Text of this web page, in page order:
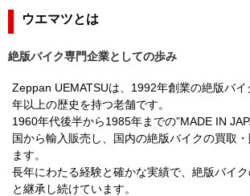
ウエマツとは
絶版バイク専門企業としての歩み
Zeppan UEMATSUは、1992年創業の絶版バ
年以上の歴史を持つ老舗です。
1960年代後半から1985年までの”MADE IN
国から輸入販売し、国内の絶版バイクの買取
ます。
長年にわたる経験と確かな実績で、絶版バイ
と継承し続けています。